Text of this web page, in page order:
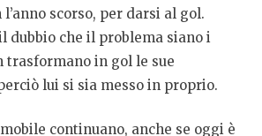
scorso, per darsi al gol.
dubbio che il problema siano i
trasformano in gol le sue
lui si sia messo in proprio.
continuano, anche se oggi è